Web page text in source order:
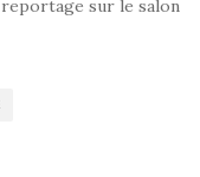
reportage sur le salon